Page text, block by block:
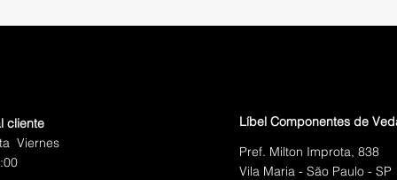
cliente
Viernes
Líbel Componentes de
Pref. Milton Improta, 838
Vila Maria - São Paulo - SP